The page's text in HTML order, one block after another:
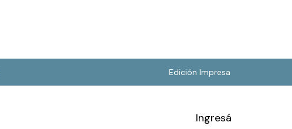
Edición Impresa
Ingresá